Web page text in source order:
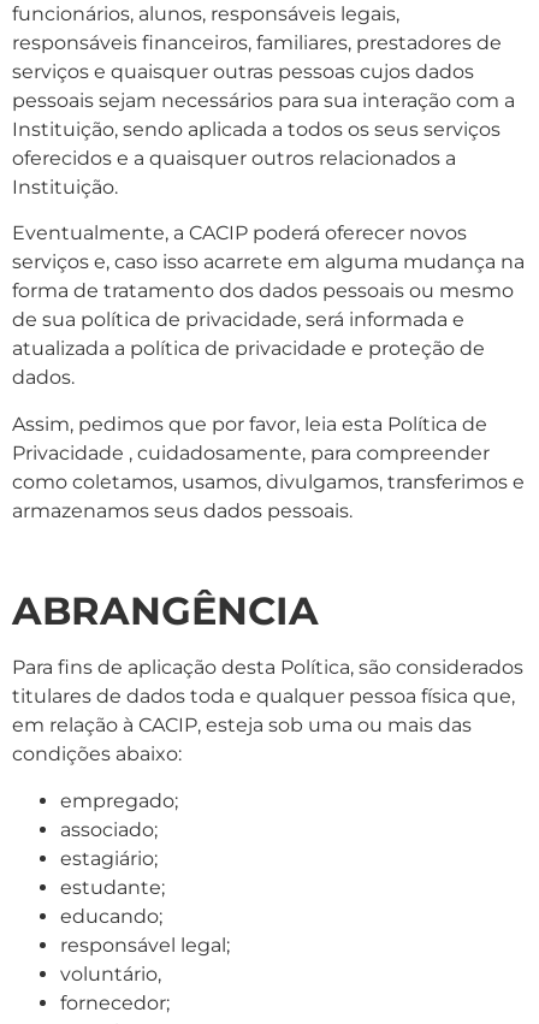
funcionários, alunos, responsáveis legais,
responsáveis financeiros, familiares, prestadores de
serviços e quaisquer outras pessoas cujos dados
pessoais sejam necessários para sua interação com a
Instituição, sendo aplicada a todos os seus serviços
oferecidos e a quaisquer outros relacionados a
Instituição.
Eventualmente, a CACIP poderá oferecer novos
serviços e, caso isso acarrete em alguma mudança na
forma de tratamento dos dados pessoais ou mesmo
de sua política de privacidade, será informada e
atualizada a política de privacidade e proteção de
dados.
Assim, pedimos que por favor, leia esta Política de
Privacidade , cuidadosamente, para compreender
como coletamos, usamos, divulgamos, transferimos e
armazenamos seus dados pessoais.
ABRANGÊNCIA
Para fins de aplicação desta Política, são considerados
titulares de dados toda e qualquer pessoa física que,
em relação à CACIP, esteja sob uma ou mais das
condições abaixo:
empregado;
associado;
estagiário;
estudante;
educando;
responsável legal;
voluntário,
fornecedor;